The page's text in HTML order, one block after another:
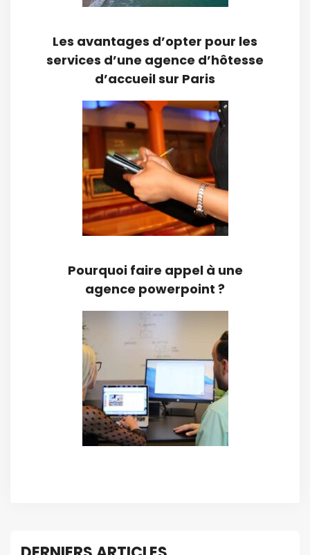
Les avantages d’opter pour les
services d’une agence d’hôtesse
d’accueil sur Paris
Pourquoi faire appel à une
agence powerpoint ?